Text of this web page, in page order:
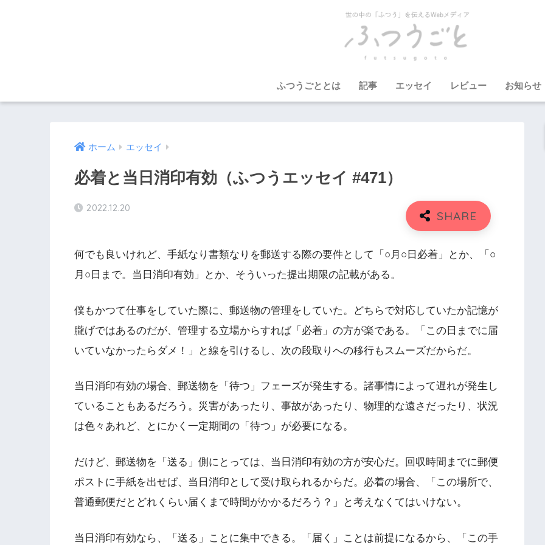
ふつうごととは 記事 エッセイ レビュー お知らせ
ホーム エッセイ
必着と当日消印有効（ふつうエッセイ #471）
2022.12.20
何でも良いけれど、手紙なり書類なりを郵送する際の要件として「○月○日必着」とか、「○
月○日まで。当日消印有効」とか、そういった提出期限の記載がある。
僕もかつて仕事をしていた際に、郵送物の管理をしていた。どちらで対応していたか記憶が
朧げではあるのだが、管理する立場からすれば「必着」の方が楽である。「この日までに届
いていなかったらダメ！」と線を引けるし、次の段取りへの移行もスムーズだからだ。
当日消印有効の場合、郵送物を「待つ」フェーズが発生する。諸事情によって遅れが発生し
ていることもあるだろう。災害があったり、事故があったり、物理的な遠さだったり、状況
は色々あれど、とにかく一定期間の「待つ」が必要になる。
だけど、郵送物を「送る」側にとっては、当日消印有効の方が安心だ。回収時間までに郵便
ポストに手紙を出せば、当日消印として受け取られるからだ。必着の場合、「この場所で、
普通郵便だとどれくらい届くまで時間がかかるだろう？」と考えなくてはいけない。
当日消印有効なら、「送る」ことに集中できる。「届く」ことは前提になるから、「この手